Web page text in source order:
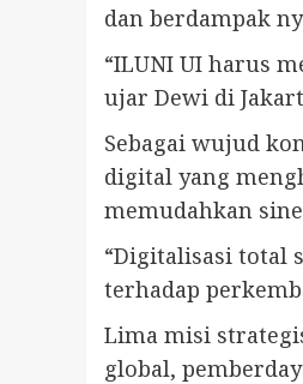
dan berdampak
“ILUNI UI harus
ujar Dewi di
Sebagai wujud
digital yang
memudahkan
“Digitalisasi total
terhadap
Lima misi
global,